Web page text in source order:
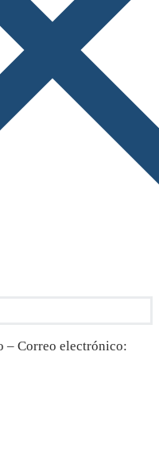
– Correo electrónico: